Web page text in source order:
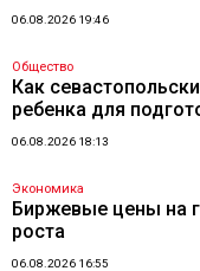
06.08.2026 19:46
Общество
Как
ребенка для
06.08.2026 18:13
Экономика
Биржевые цены на
роста
06.08.2026 16:55